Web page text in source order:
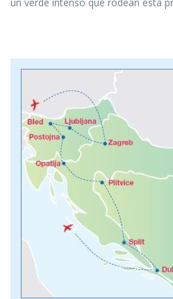
un verde intenso que rodean esta